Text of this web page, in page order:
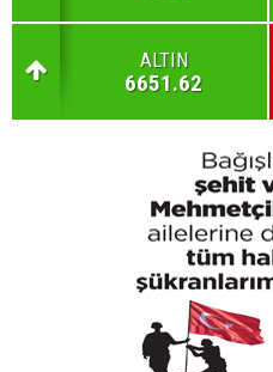
ALTIN
6651.62